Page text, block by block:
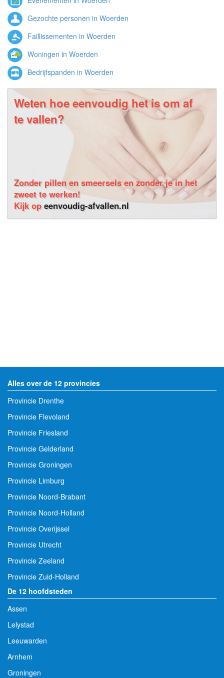
Gezochte personen in Woerden
Faillissementen in Woerden
Woningen in Woerden
Bedrijfspanden in Woerden
Weten hoe eenvoudig het is om af
te vallen?
Zonder pillen en smeersels en zonder je in het
zweet te werken!
Kijk opeenvoudig-afvallen.nl
Alles over de 12 provincies
Provincie Drenthe
Provincie Flevoland
Provincie Friesland
Provincie Gelderland
Provincie Groningen
Provincie Limburg
Provincie Noord-Brabant
Provincie Noord-Holland
Provincie Overijssel
Provincie Utrecht
Provincie Zeeland
Provincie Zuid-Holland
De 12 hoofdsteden
Assen
Lelystad
Leeuwarden
Arnhem
Groningen